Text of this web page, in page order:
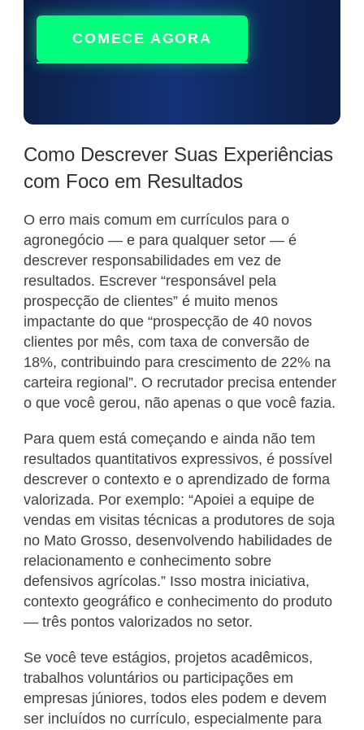
COMECE AGORA
Como Descrever Suas Experiências
com Foco em Resultados
O erro mais comum em currículos para o
agronegócio — e para qualquer setor — é
descrever responsabilidades em vez de
resultados. Escrever “responsável pela
prospecção de clientes” é muito menos
impactante do que “prospecção de 40 novos
clientes por mês, com taxa de conversão de
18%, contribuindo para crescimento de 22% na
carteira regional”. O recrutador precisa entender
o que você gerou, não apenas o que você fazia.
Para quem está começando e ainda não tem
resultados quantitativos expressivos, é possível
descrever o contexto e o aprendizado de forma
valorizada. Por exemplo: “Apoiei a equipe de
vendas em visitas técnicas a produtores de soja
no Mato Grosso, desenvolvendo habilidades de
relacionamento e conhecimento sobre
defensivos agrícolas.” Isso mostra iniciativa,
contexto geográfico e conhecimento do produto
— três pontos valorizados no setor.
Se você teve estágios, projetos acadêmicos,
trabalhos voluntários ou participações em
empresas júniores, todos eles podem e devem
ser incluídos no currículo, especialmente para